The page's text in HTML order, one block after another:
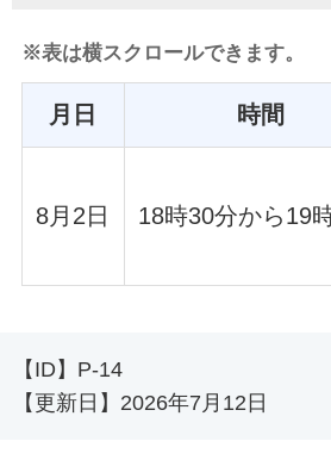
※表は横スクロールできます。
月日 時間
8月2日 18時30分から19
【ID】 P-14
【更新日】 2026年7月12日